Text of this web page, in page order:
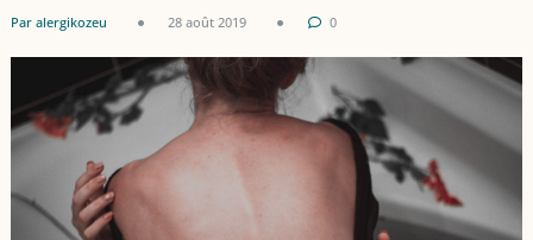
Par alergikozeu 28 août 2019 0